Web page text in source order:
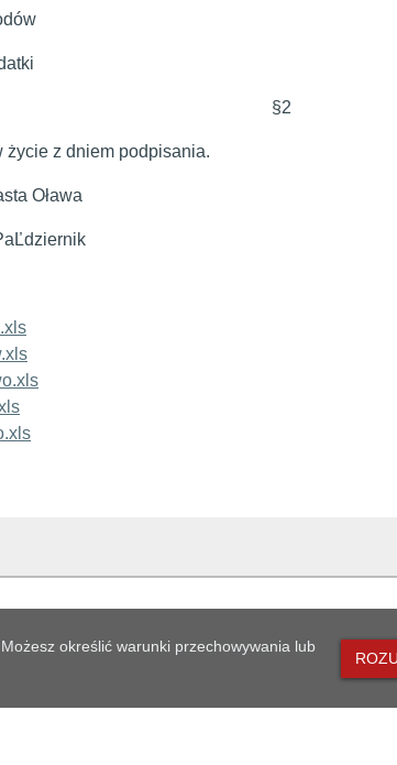
§2
z dniem podpisania.
Oława
Urząd Miejski w
określić warunki przechowywania lub